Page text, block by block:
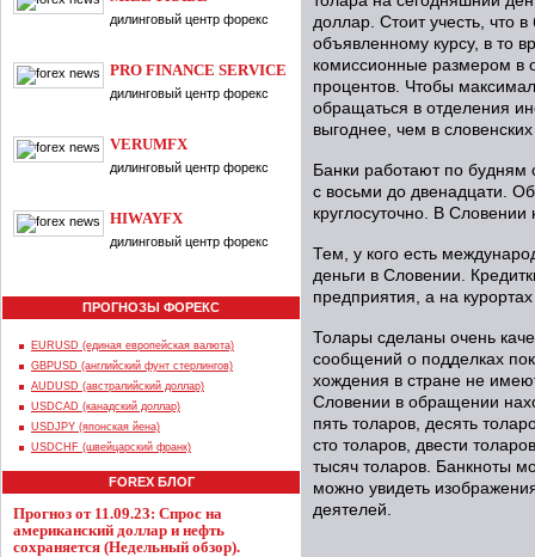
дилинговый центр форекс
PRO FINANCE SERVICE
дилинговый центр форекс
VERUMFX
дилинговый центр форекс
HIWAYFX
дилинговый центр форекс
ПРОГНОЗЫ ФОРЕКС
EURUSD (единая европейская валюта)
GBPUSD (английский фунт стерлингов)
AUDUSD (австралийский доллар)
USDCAD (канадский доллар)
USDJPY (японская йена)
USDCHF (швейцарский франк)
FOREX БЛОГ
Прогноз от 11.09.23: Спрос на
американский доллар и нефть
сохраняется (Недельный обзор).
доллар. Стоит учесть, что
объявленному курсу, в то
комиссионные размером в
процентов. Чтобы
обращаться в отделения
выгоднее, чем в
Банки работают по будням
с восьми до двенадцати.
круглосуточно. В
Тем, у кого есть
деньги в Словении.
предприятия, а на
Толары сделаны очень
сообщений о подделках
хождения в стране не
Словении в обращении
пять толаров, десять
сто толаров, двести
тысяч толаров. Банкноты
можно увидеть
деятелей.